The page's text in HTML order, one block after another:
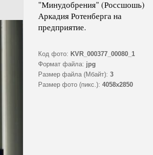
"Минудобрения" (Россшошь)
Аркадия Ротенберга на
предприятие.
Код фото: KVR_000377_00080_1
Формат файла: jpg
Размер файла (Мбайт): 3
Размер фото (пикс.): 4058x2850